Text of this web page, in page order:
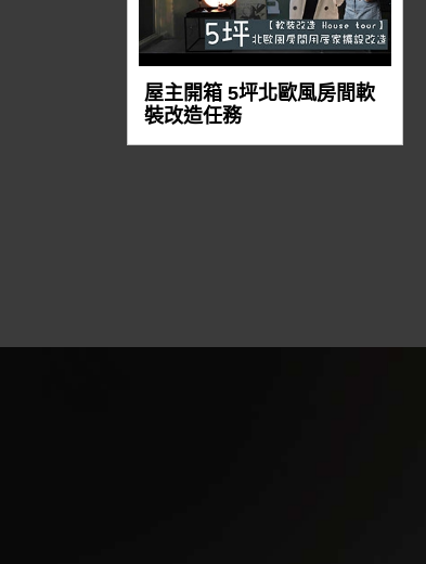
屋主開箱 5坪北歐風房間軟
裝改造任務